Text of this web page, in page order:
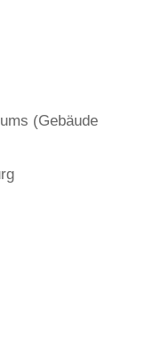
(Gebäude